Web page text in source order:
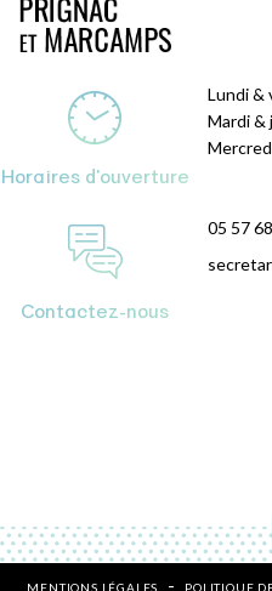
Horaires d'ouverture
Lundi &
Mardi &
Contactez-nous
05 57
MENTIONS LÉGALES POLITIQUE